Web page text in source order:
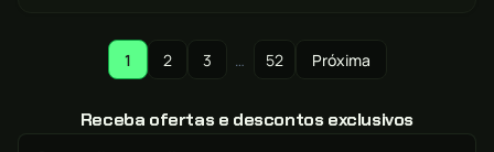
1 2 3 … 52 Próxima
Receba ofertas e descontos exclusivos